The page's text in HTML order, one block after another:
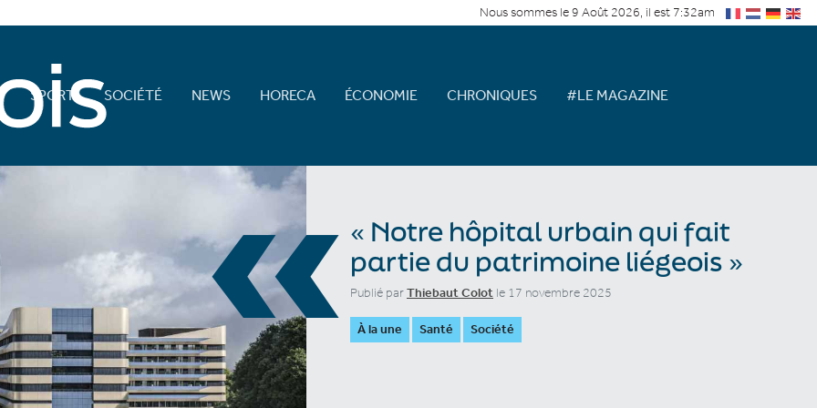
Nous sommes le 9 Août 2026, il est 7:32am
SPORT SOCIÉTÉ NEWS HORECA ÉCONOMIE CHRONIQUES #LE MAGAZINE
«« Notre hôpital urbain qui fait
partie du patrimoine liégeois »
Publié parThiebaut Colot le 17 novembre 2025
À la une Santé Société